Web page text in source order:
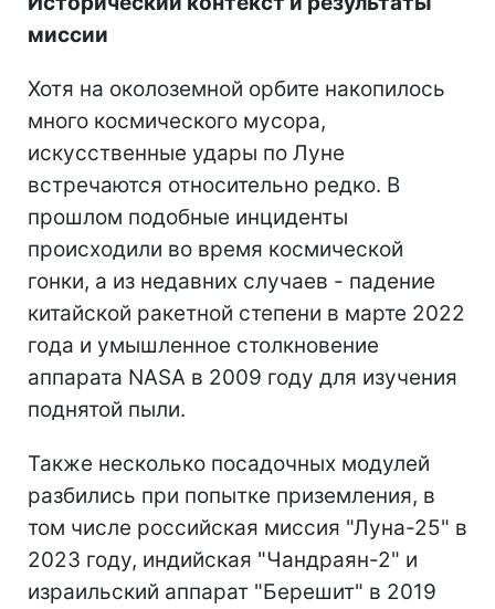
миссии
Хотя на околоземной орбите накопилось
много космического мусора,
искусственные удары по Луне
встречаются относительно редко. В
прошлом подобные инциденты
происходили во время космической
гонки, а из недавних случаев - падение
китайской ракетной степени в марте 2022
года и умышленное столкновение
аппарата NASA в 2009 году для изучения
поднятой пыли.
Также несколько посадочных модулей
разбились при попытке приземления, в
том числе российская миссия "Луна-25" в
2023 году, индийская "Чандраян-2" и
израильский аппарат "Берешит" в 2019